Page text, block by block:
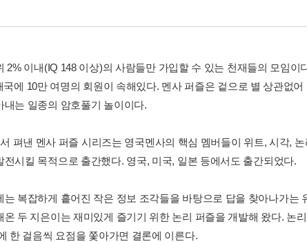
2% 이내(IQ 148 이상)의 사람들만 가입할 수 있는 천재들의 모임이
국에 10만 여명의 회원이 속해있다. 멘사 퍼즐은 겉으로 별 상관없
내는 일종의 암호풀기 놀이이다.
서 펴낸 멘사 퍼즐 시리즈는 영국멘사의 핵심 멤버들이 위트, 시각,
전시킬 목적으로 출간했다. 영국, 미국, 일본 등에서도 출간되었다.
는 복잡하게 흩어진 작은 정보 조각들을 바탕으로 답을 찾아나가는
온 두 지은이는 재미있게 즐기기 위한 논리 퍼즐을 개발해 왔다. 논
한 걸음씩 요점을 쫓아가면 결론에 이른다.